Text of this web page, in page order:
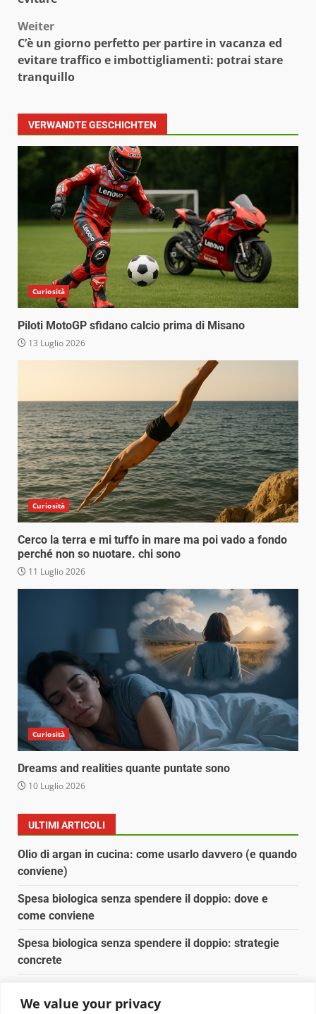
We value your privacy
Weiter
C’è un giorno perfetto per partire in vacanza ed
evitare traffico e imbottigliamenti: potrai stare
tranquillo
VERWANDTE GESCHICHTEN
Curiosità
Piloti MotoGP sfidano calcio prima di Misano
13 Luglio 2026
Curiosità
Cerco la terra e mi tuffo in mare ma poi vado a fondo
perché non so nuotare. chi sono
11 Luglio 2026
Curiosità
Dreams and realities quante puntate sono
10 Luglio 2026
ULTIMI ARTICOLI
Olio di argan in cucina: come usarlo davvero (e quando
conviene)
Spesa biologica senza spendere il doppio: dove e
come conviene
Spesa biologica senza spendere il doppio: strategie
concrete